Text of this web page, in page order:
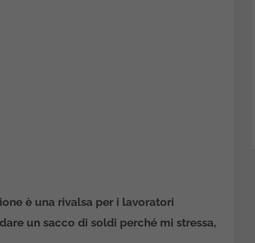
è una rivalsa per i lavoratori
un sacco di soldi perché mi stressa,